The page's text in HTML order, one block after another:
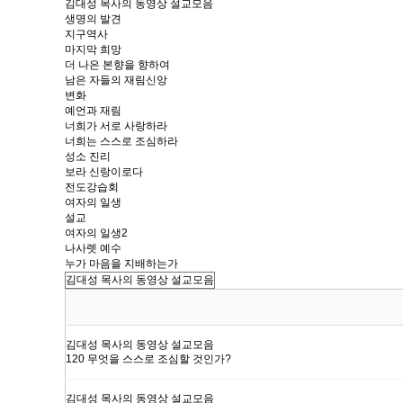
김대성 목사의 동영상 설교모음
생명의 발견
지구역사
마지막 희망
더 나은 본향을 향하여
남은 자들의 재림신앙
변화
예언과 재림
너희가 서로 사랑하라
너희는 스스로 조심하라
성소 진리
보라 신랑이로다
전도강습회
여자의 일생
설교
여자의 일생2
나사렛 예수
누가 마음을 지배하는가
김대성 목사의 동영상 설교모음
120 무엇을 스스로 조심할 것인가?
김대성 목사의 동영상 설교모음